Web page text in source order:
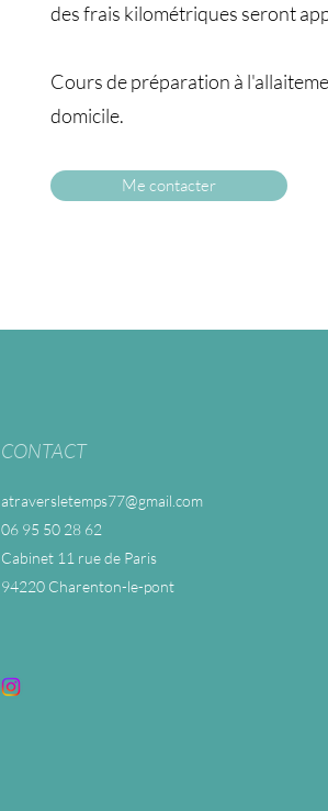
des frais kilométriques seront
Cours de préparation à
domicile.
Me contacter
CONTACT
atraversletemps77@gmail.com
06 95 50 28 62
Cabinet 11 rue de Paris
94220 Charenton-le-pont